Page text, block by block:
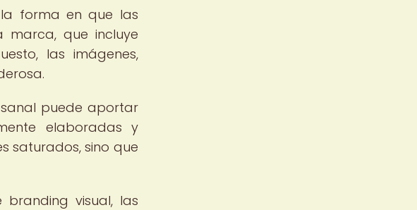
forma en que las
marca, que incluye
las imágenes,
puede aportar
elaboradas y
saturados, sino que
visual, las